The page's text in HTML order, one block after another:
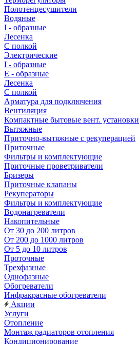
Полотенцесушители
Водяные
I - образные
Лесенка
С полкой
Электрические
I - образные
E - образные
Лесенка
С полкой
Арматура для подключения
Вентиляция
Компактные бытовые вент. установки
Вытяжные
Приточно-вытяжные с рекуперацией
Приточные
Фильтры и комплектующие
Приточные проветриватели
Бризеры
Приточные клапаны
Рекуператоры
Фильтры и комплектующие
Водонагреватели
Накопительные
От 30 до 200 литров
От 200 до 1000 литров
От 5 до 10 литров
Проточные
Трехфазные
Однофазные
Обогреватели
Инфракрасные обогреватели
Акции
Услуги
Отопление
Монтаж радиаторов отопления
Кондиционирование